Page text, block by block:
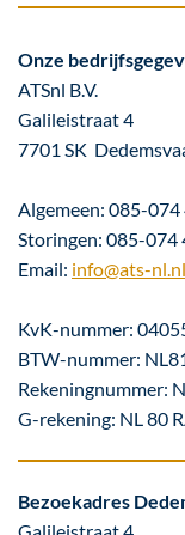
Onze
ATSnl B.V.
Galileistraat 4
7701 SK
Algemeen: 085-074
Storingen: 085-074
Email: info@ats-nl.nl
KvK-nummer:
BTW-nummer:
Rekeningnummer:
G-rekening: NL 80
Bezoekadres